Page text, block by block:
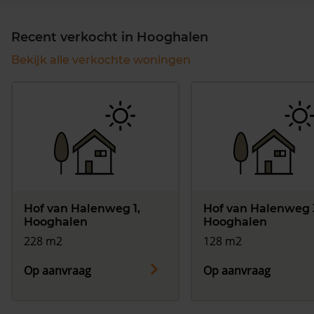
Recent verkocht in Hooghalen
Bekijk alle verkochte woningen
Hof van Halenweg 1,
Hooghalen
228 m2
Op aanvraag
Hof van Halenweg
Hooghalen
128 m2
Op aanvraag